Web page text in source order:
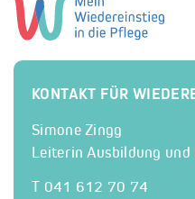
KONTAKT FÜR
Simone Zingg
Leiterin Ausbildung
T 041 612 70 74